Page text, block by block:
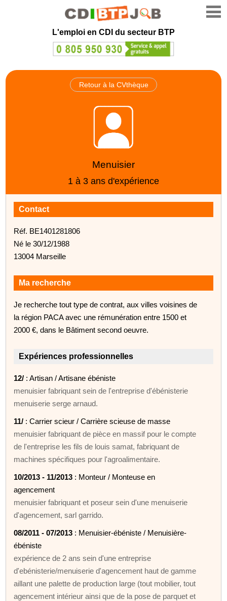
L'emploi en CDI du secteur BTP
Retour à la CVthèque
Menuisier
1 à 3 ans d'expérience
Contact
Réf. BE1401281806
Né le 30/12/1988
13004 Marseille
Ma recherche
Je recherche tout type de contrat, aux villes voisines de
la région PACA avec une rémunération entre 1500 et
2000 €, dans le Bâtiment second oeuvre.
Expériences professionnelles
12/ : Artisan / Artisane ébéniste
menuisier fabriquant sein de l'entreprise d'ébénisterie
menuiserie serge arnaud.
11/ : Carrier scieur / Carrière scieuse de masse
menuisier fabriquant de pièce en massif pour le compte
de l'entreprise les fils de louis samat, fabriquant de
machines spécifiques pour l'agroalimentaire.
10/2013 - 11/2013 : Monteur / Monteuse en
agencement
menuisier fabriquant et poseur sein d'une menuiserie
d'agencement, sarl garrido.
08/2011 - 07/2013 : Menuisier-ébéniste / Menuisière-
ébéniste
expérience de 2 ans sein d'une entreprise
d'ebénisterie/menuiserie d'agencement haut de gamme
aillant une palette de production large (tout mobilier, tout
agencement intérieur ainsi que de la pose de parquet et